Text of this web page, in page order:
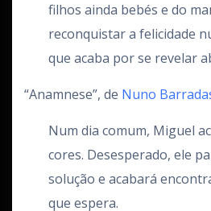
filhos ainda bebés e do
reconquistar a felicidade
que acaba por se revelar
“Anamnese”, de Nuno
Num dia comum, Miguel
cores. Desesperado, ele
solução e acabará
que espera.